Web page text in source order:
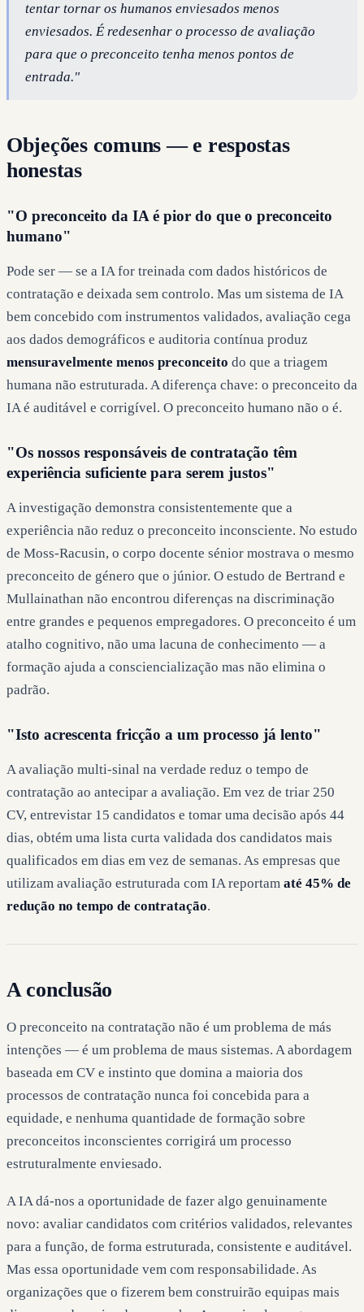
tentar tornar os humanos enviesados menos
enviesados. É redesenhar o processo de avaliação
para que o preconceito tenha menos pontos de
entrada."
Objeções comuns — e respostas
honestas
"O preconceito da IA é pior do que o preconceito
humano"
Pode ser — se a IA for treinada com dados históricos de
contratação e deixada sem controlo. Mas um sistema de IA
bem concebido com instrumentos validados, avaliação cega
aos dados demográficos e auditoria contínua produz
mensuravelmente menos preconceito do que a triagem
humana não estruturada. A diferença chave: o preconceito da
IA é auditável e corrigível. O preconceito humano não o é.
"Os nossos responsáveis de contratação têm
experiência suficiente para serem justos"
A investigação demonstra consistentemente que a
experiência não reduz o preconceito inconsciente. No estudo
de Moss-Racusin, o corpo docente sénior mostrava o mesmo
preconceito de género que o júnior. O estudo de Bertrand e
Mullainathan não encontrou diferenças na discriminação
entre grandes e pequenos empregadores. O preconceito é um
atalho cognitivo, não uma lacuna de conhecimento — a
formação ajuda a consciencialização mas não elimina o
padrão.
"Isto acrescenta fricção a um processo já lento"
A avaliação multi-sinal na verdade reduz o tempo de
contratação ao antecipar a avaliação. Em vez de triar 250
CV, entrevistar 15 candidatos e tomar uma decisão após 44
dias, obtém uma lista curta validada dos candidatos mais
qualificados em dias em vez de semanas. As empresas que
utilizam avaliação estruturada com IA reportam até 45% de
redução no tempo de contratação.
A conclusão
O preconceito na contratação não é um problema de más
intenções — é um problema de maus sistemas. A abordagem
baseada em CV e instinto que domina a maioria dos
processos de contratação nunca foi concebida para a
equidade, e nenhuma quantidade de formação sobre
preconceitos inconscientes corrigirá um processo
estruturalmente enviesado.
A IA dá-nos a oportunidade de fazer algo genuinamente
novo: avaliar candidatos com critérios validados, relevantes
para a função, de forma estruturada, consistente e auditável.
Mas essa oportunidade vem com responsabilidade. As
organizações que o fizerem bem construirão equipas mais